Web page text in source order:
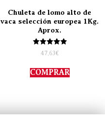
Chuleta de lomo alto de
vaca selección europea 1Kg.
Aprox.
Valorado
con
de 5
47,63€
COMPRAR